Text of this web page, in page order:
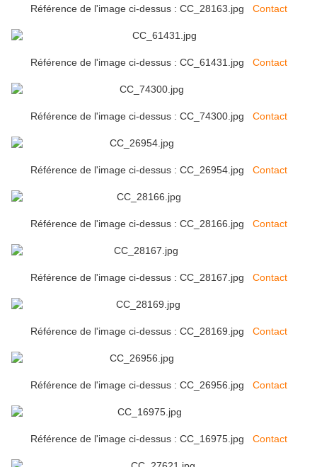
Référence de l'image ci-dessus : CC_28163.jpg Contact
Référence de l'image ci-dessus : CC_61431.jpg Contact
Référence de l'image ci-dessus : CC_74300.jpg Contact
Référence de l'image ci-dessus : CC_26954.jpg Contact
Référence de l'image ci-dessus : CC_28166.jpg Contact
Référence de l'image ci-dessus : CC_28167.jpg Contact
Référence de l'image ci-dessus : CC_28169.jpg Contact
Référence de l'image ci-dessus : CC_26956.jpg Contact
Référence de l'image ci-dessus : CC_16975.jpg Contact